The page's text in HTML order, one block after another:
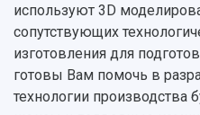
Руководство
Наблюдательный
Попечительский
Ученый совет
События
СМИ об университете
Пресс-центр
Газета "Полет"
Магистратура
Аспирантура
Формы обучения
Учебные планы
Дополнительное
Подготовка научных
Конкурс на
работников
Научно-технический
Научные проекты и
используют 3D
сопутствующих
изготовления для
готовы Вам помочь в
технологии производства